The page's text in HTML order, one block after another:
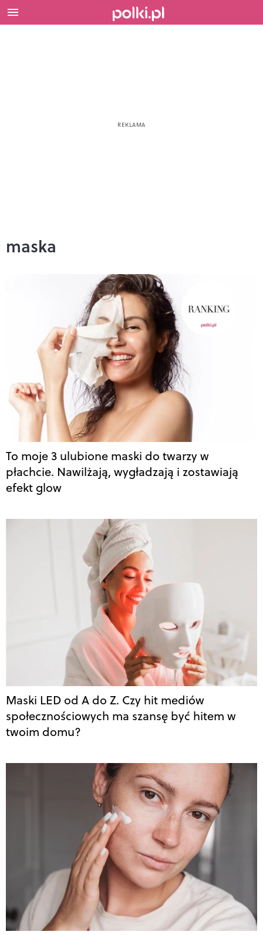
maska
To moje 3 ulubione maski do twarzy w
płachcie. Nawilżają, wygładzają i zostawiają
efekt glow
Maski LED od A do Z. Czy hit mediów
społecznościowych ma szansę być hitem w
twoim domu?